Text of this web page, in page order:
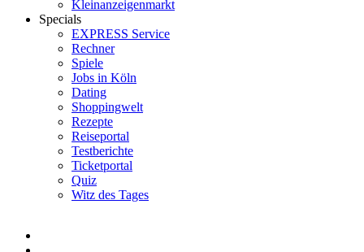
Kleinanzeigenmarkt
Specials
EXPRESS Service
Rechner
Spiele
Jobs in Köln
Dating
Shoppingwelt
Rezepte
Reiseportal
Testberichte
Ticketportal
Quiz
Witz des Tages